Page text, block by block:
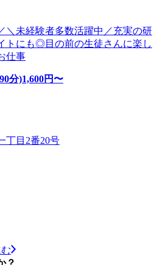
＼未経験者多数活躍中／充実の研
トにも◎目の前の生徒さんに楽し
仕事
分)1,600円〜
丁目2番20号
？